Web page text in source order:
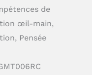
de
œil-main,
Pensée